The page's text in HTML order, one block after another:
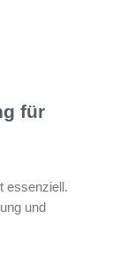
für
essenziell.
und